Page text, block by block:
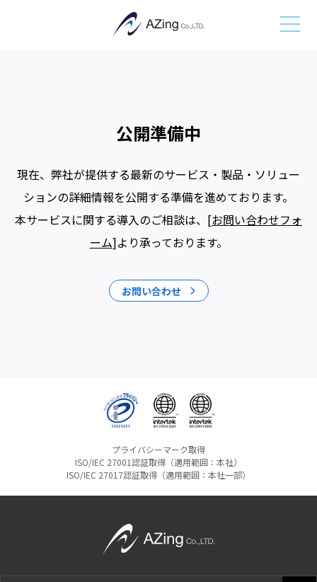
公開準備中
現在、弊社が提供する最新のサービス・製品・ソリュー
ションの詳細情報を公開する準備を進めております。
本サービスに関する導入のご相談は、[お問い合わせフォ
ーム]より承っております。
お問い合わせ
プライバシーマーク取得
ISO/IEC 27001認証取得（適用範囲：本社）
ISO/IEC 27017認証取得（適用範囲：本社一部）